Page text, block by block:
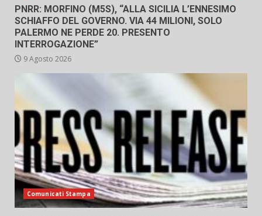
PNRR: MORFINO (M5S), “ALLA SICILIA L’ENNESIMO
SCHIAFFO DEL GOVERNO. VIA 44 MILIONI, SOLO
PALERMO NE PERDE 20. PRESENTO
INTERROGAZIONE”
9 Agosto 2026
Comunicati Stampa